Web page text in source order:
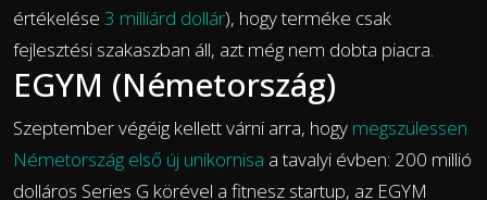
értékelése 3 milliárd dollár), hogy terméke csak
fejlesztési szakaszban áll, azt még nem dobta piacra.
EGYM (Németország)
Szeptember végéig kellett várni arra, hogy megszülessen
Németország első új unikornisa a tavalyi évben: 200 millió
dolláros Series G körével a fitnesz startup, az EGYM